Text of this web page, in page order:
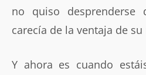
no quiso
carecía de la ventaja de
Y ahora es cuando